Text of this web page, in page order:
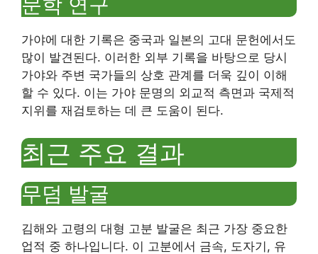
가야에 대한 기록은 중국과 일본의 고대 문헌에서도
많이 발견된다. 이러한 외부 기록을 바탕으로 당시
가야와 주변 국가들의 상호 관계를 더욱 깊이 이해
할 수 있다. 이는 가야 문명의 외교적 측면과 국제적
지위를 재검토하는 데 큰 도움이 된다.
최근 주요 결과
무덤 발굴
김해와 고령의 대형 고분 발굴은 최근 가장 중요한
업적 중 하나입니다. 이 고분에서 금속, 도자기, 유